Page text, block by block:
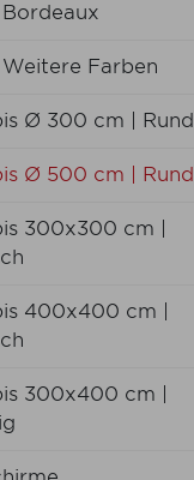
Farben
Ø 300 cm | Rund
Ø 500 cm | Rund
300x300 cm |
400x400 cm |
300x400 cm |